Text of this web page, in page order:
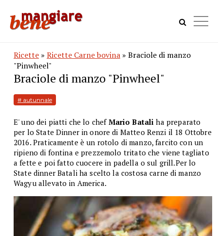
Ricette » Ricette Carne bovina » Braciole di manzo
"Pinwheel"
Braciole di manzo "Pinwheel"
# autunnale
E' uno dei piatti che lo chef Mario Batali ha preparato
per lo State Dinner in onore di Matteo Renzi il 18 Ottobre
2016. Praticamente è un rotolo di manzo, farcito con un
ripieno di fontina e prezzemolo tritato che viene tagliato
a fette e poi fatto cuocere in padella o sul grill.Per lo
State dinner Batali ha scelto la costosa carne di manzo
Wagyu allevato in America.